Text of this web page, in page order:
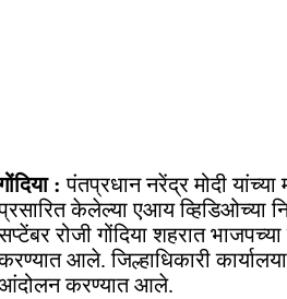
: पंतप्रधान नरेंद्र मोदी यांच्या
केलेल्या एआय व्हिडिओच्या
रोजी गोंदिया शहरात
आले. जिल्हाधिकारी
करण्यात आले.